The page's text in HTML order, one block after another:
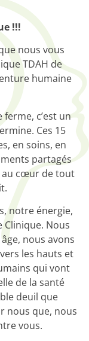
!!!
nous vous
TDAH de
humaine
c’est un
Ces 15
en soins, en
partagés
au cœur de tout
notre énergie,
Nous
nous avons
les hauts et
qui vont
de la santé
deuil que
nous que, nous
vous.